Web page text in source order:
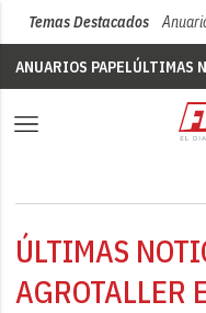
Temas Destacados
ANUARIOS PAPELÚLTIMAS
ÚLTIMAS
AGROTALLER